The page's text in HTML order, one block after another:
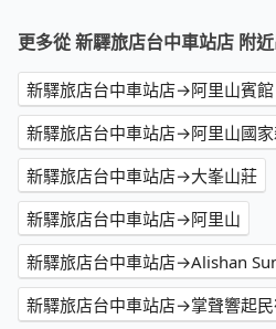
更多從 新驛旅店台中車站店 附
新驛旅店台中車站店→阿里山賓館
新驛旅店台中車站店→阿里山國
新驛旅店台中車站店→大峯山莊
新驛旅店台中車站店→阿里山
新驛旅店台中車站店→Alishan
新驛旅店台中車站店→掌聲響起